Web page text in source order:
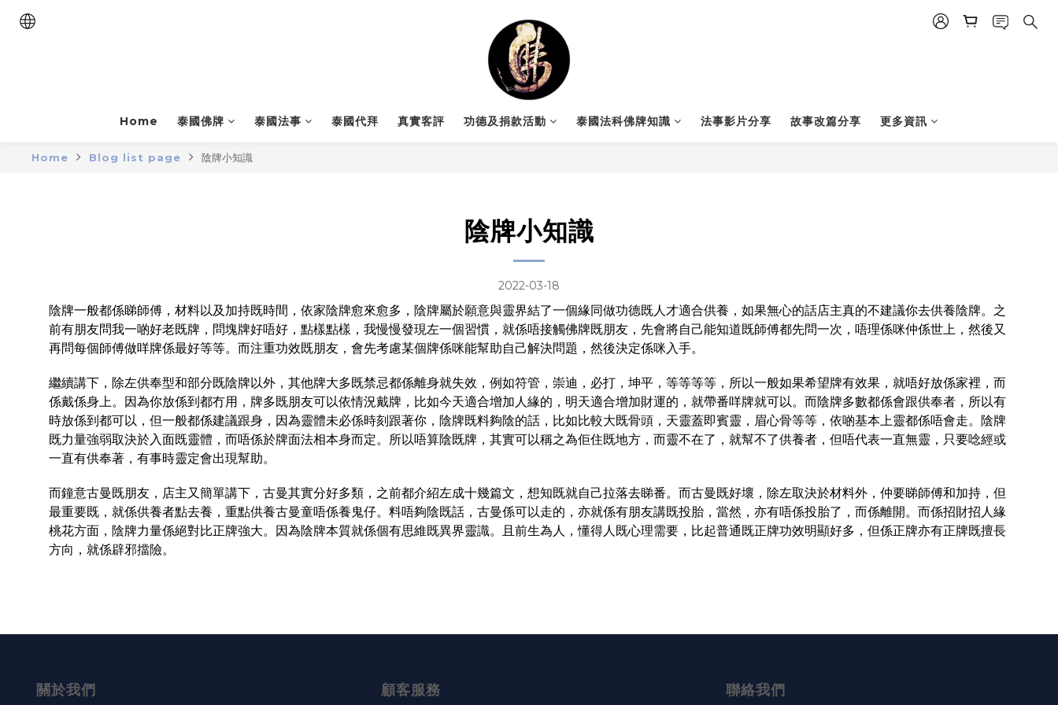
Home 泰國佛牌 泰國法事 泰國代拜 真實客評 功德及捐款活動 泰國法科佛牌知識 法事影片分享 故事改篇分享 更多資訊
Home Blog list page 陰牌小知識
陰牌小知識
2022-03-18
陰牌一般都係睇師傅，材料以及加持既時間，依家陰牌愈來愈多，陰牌屬於願意與靈界結了一個緣同做功德既人才適合供養，如果無心的話店主真的不建議你去供養陰牌。之
前有朋友問我一啲好老既牌，問塊牌好唔好，點樣點樣，我慢慢發現左一個習慣，就係唔接觸佛牌既朋友，先會將自己能知道既師傅都先問一次，唔理係咪仲係世上，然後又
再問每個師傅做咩牌係最好等等。而注重功效既朋友，會先考慮某個牌係咪能幫助自己解決問題，然後決定係咪入手。
繼續講下，除左供奉型和部分既陰牌以外，其他牌大多既禁忌都係離身就失效，例如符管，崇迪，必打，坤平，等等等等，所以一般如果希望牌有效果，就唔好放係家裡，而
係戴係身上。因為你放係到都冇用，牌多既朋友可以依情況戴牌，比如今天適合增加人緣的，明天適合增加財運的，就帶番咩牌就可以。而陰牌多數都係會跟供奉者，所以有
時放係到都可以，但一般都係建議跟身，因為靈體未必係時刻跟著你，陰牌既料夠陰的話，比如比較大既骨頭，天靈蓋即賓靈，眉心骨等等，依啲基本上靈都係唔會走。陰牌
既力量強弱取決於入面既靈體，而唔係於牌面法相本身而定。所以唔算陰既牌，其實可以稱之為佢住既地方，而靈不在了，就幫不了供養者，但唔代表一直無靈，只要唸經或
一直有供奉著，有事時靈定會出現幫助。
而鐘意古曼既朋友，店主又簡單講下，古曼其實分好多類，之前都介紹左成十幾篇文，想知既就自己拉落去睇番。而古曼既好壞，除左取決於材料外，仲要睇師傅和加持，但
最重要既，就係供養者點去養，重點供養古曼童唔係養鬼仔。料唔夠陰既話，古曼係可以走的，亦就係有朋友講既投胎，當然，亦有唔係投胎了，而係離開。而係招財招人緣
桃花方面，陰牌力量係絕對比正牌強大。因為陰牌本質就係個有思維既異界靈識。且前生為人，懂得人既心理需要，比起普通既正牌功效明顯好多，但係正牌亦有正牌既擅長
方向，就係辟邪擋險。
關於我們 顧客服務 聯絡我們